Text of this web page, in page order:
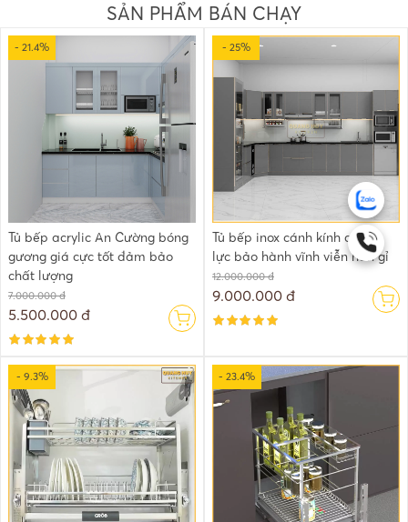
SẢN PHẨM BÁN CHẠY
- 21.4%
Tủ bếp acrylic An Cường bóng
gương giá cực tốt đảm bảo
chất lượng
7.000.000 đ
5.500.000 đ
- 25%
Tủ bếp inox cánh kính cường
lực bảo hành vĩnh viễn han gỉ
12.000.000 đ
9.000.000 đ
- 9.3% - 23.4%